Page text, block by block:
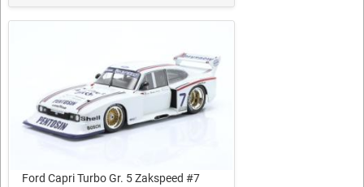
Ford Capri Turbo Gr. 5 Zakspeed #7